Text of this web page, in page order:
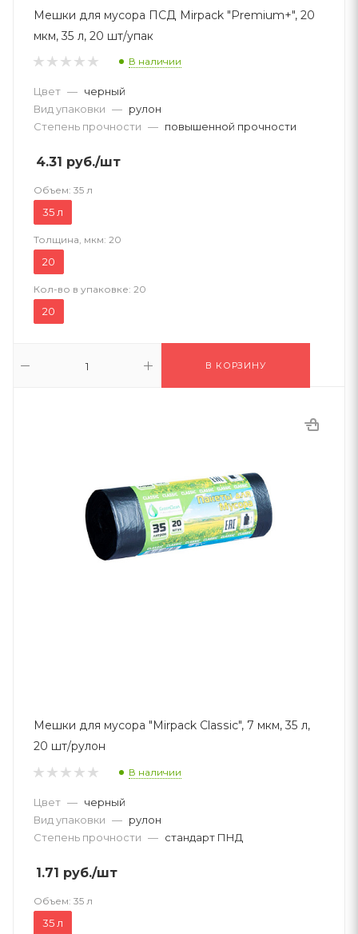
Мешки для мусора ПСД Mirpack "Premium+", 20
мкм, 35 л, 20 шт/упак
В наличии
Цвет — черный
Вид упаковки — рулон
Степень прочности — повышенной прочности
4.31 руб./шт
Объем: 35 л
35 л
Толщина, мкм: 20
20
Кол-во в упаковке: 20
20
В КОРЗИНУ
Мешки для мусора "Mirpack Classic", 7 мкм, 35 л,
20 шт/рулон
В наличии
Цвет — черный
Вид упаковки — рулон
Степень прочности — стандарт ПНД
1.71 руб./шт
Объем: 35 л
35 л